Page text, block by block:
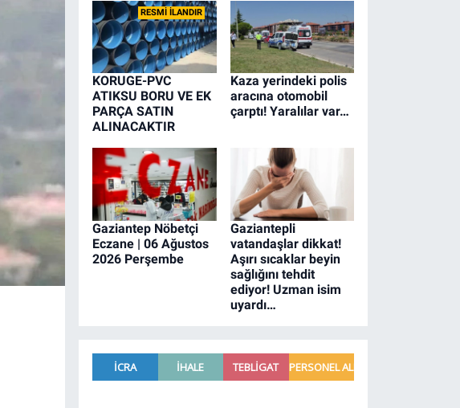
RESMİ İLANDIR
KORUGE-PVC
ATIKSU BORU VE EK
PARÇA SATIN
ALINACAKTIR
Kaza yerindeki polis
aracına otomobil
çarptı! Yaralılar var…
Gaziantep Nöbetçi
Eczane | 06 Ağustos
2026 Perşembe
Gaziantepli
vatandaşlar dikkat!
Aşırı sıcaklar beyin
sağlığını tehdit
ediyor! Uzman isim
uyardı…